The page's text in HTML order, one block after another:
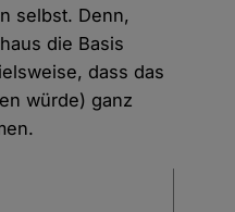
selbst. Denn,
die Basis
dass das
würde) ganz